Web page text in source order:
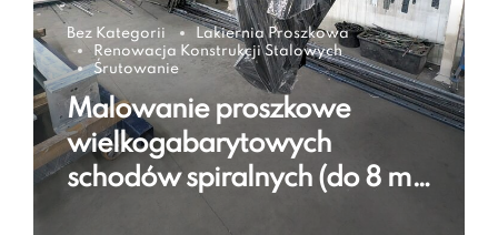
Bez Kategorii
Lakiernia Proszkowa
Renowacja Konstrukcji Stalowych
Śrutowanie
Malowanie proszkowe
wielkogabarytowych
schodów spiralnych (do 8 m)